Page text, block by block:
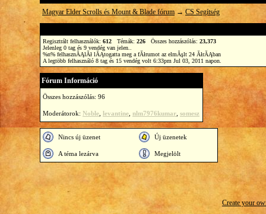
Magyar Elder Scrolls és Mount & Blade fórum → CS Segítség
Regisztrált felhasználók: 612 Témák: 226 Összes hozzászólás: 23,373
Jelenleg 0 tag és 9 vendég van jelen.
%n% felhasznĂĄlĂł lĂĄtogatta meg a fĂłrumot az elmĂşlt 24 ĂłrĂĄban
A legtöbb felhasználó 8 tag és 15 vendég volt 6:33pm Jul 03, 2011 napon.
Fórum Információ
Összes hozzászólás: 96
Moderátorok: Noble levantine nlm7976kumar somesz
Nincs új üzenet Új üzenetek
A téma lezárva Megjelölt
Create your